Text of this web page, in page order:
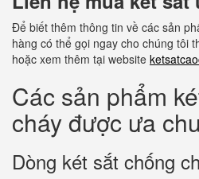
Để biết thêm thông tin về các sản
hàng có thể gọi ngay cho chúng tôi
hoặc xem thêm tại website
Các sản phẩm
cháy được ưa
Dòng két sắt chống